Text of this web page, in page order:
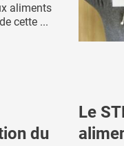
aliments
cette ...
du
Le